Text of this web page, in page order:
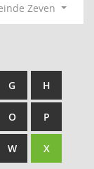
Zeven
G H
O P
W X